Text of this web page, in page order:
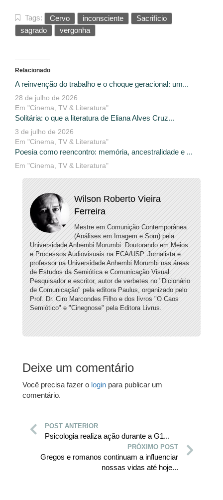
Tags: Cervo inconsciente
Sacrifício
sagrado
vergonha
Relacionado
A reinvenção do trabalho e o choque geracional: um...
28 de julho de 2026
Em "Cinema, TV & Literatura"
Solitária: o que a literatura de Eliana Alves Cruz...
3 de julho de 2026
Em "Cinema, TV & Literatura"
Poesia como reencontro: memória, ancestralidade e ...
Em "Cinema, TV & Literatura"
Wilson Roberto Vieira
Ferreira
Mestre em Comunição Contemporânea
(Análises em Imagem e Som) pela
Universidade Anhembi Morumbi. Doutorando em Meios
e Processos Audiovisuais na ECA/USP. Jornalista e
professor na Universidade Anhembi Morumbi nas áreas
de Estudos da Semiótica e Comunicação Visual.
Pesquisador e escritor, autor de verbetes no "Dicionário
de Comunicação" pela editora Paulus, organizado pelo
Prof. Dr. Ciro Marcondes Filho e dos livros "O Caos
Semiótico" e "Cinegnose" pela Editora Livrus.
Deixe um comentário
Você precisa fazer o login para publicar um
comentário.
POST ANTERIOR
Psicologia realiza ação durante a G1...
PRÓXIMO POST
Gregos e romanos continuam a influenciar
nossas vidas até hoje...